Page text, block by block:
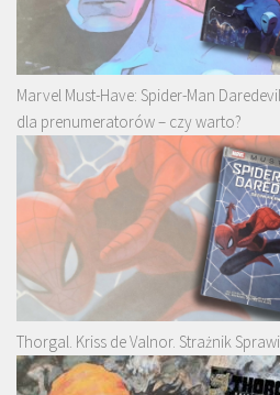
Marvel Must-Have: Spider-Man
dla prenumeratorów – czy warto?
Thorgal. Kriss de Valnor. Strażnik